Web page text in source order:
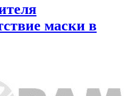
маски в